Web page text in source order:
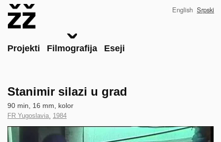
Main
Projekti Filmografija Eseji
English Srpski
Stanimir silazi u grad
Technical
data
90 min, 16 mm, kolor
Country
of
Production
FR Yugoslavia, Year
of
Production
1984
Clip